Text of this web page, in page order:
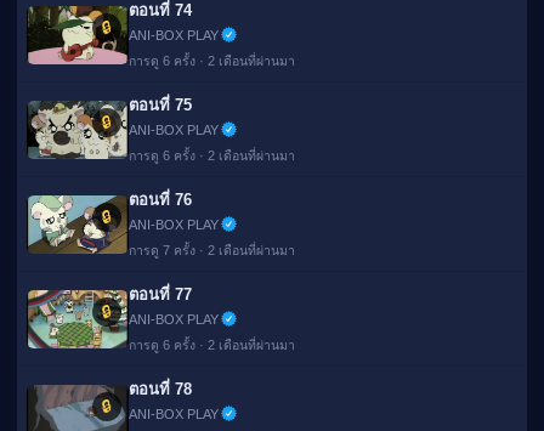
🔒
ตอนที่ 74
ANI-BOX PLAY
การดู 6 ครั้ง · 2 เดือนที่ผ่านมา
🔒
ตอนที่ 75
ANI-BOX PLAY
การดู 6 ครั้ง · 2 เดือนที่ผ่านมา
🔒
ตอนที่ 76
ANI-BOX PLAY
การดู 7 ครั้ง · 2 เดือนที่ผ่านมา
🔒
ตอนที่ 77
ANI-BOX PLAY
การดู 6 ครั้ง · 2 เดือนที่ผ่านมา
🔒
ตอนที่ 78
ANI-BOX PLAY